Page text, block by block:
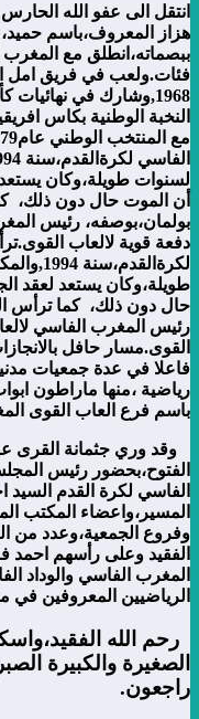
انتقل الى عفو الله
هزاز المعروف،باسم
ببصماته،انطلق مع
فئات.ولعب في فريق امل
لسنوات طويلة،وكان يستعد
أن الموت حال دون ذلك،
بولمان،بوصفه، رئيس
دفعة قوية لالعاب القوى.
طويلة،وكان يستعد لعقد
حال دون ذلك، كما ترأس
رئيس المغرب الفاسي
القوى.مسار حافل
فاعلا في عدة جمعيات
رياضية ،منها ماراطون
باسم فرع العاب القوى
وقد وري جثمانة القرى
الفتوح،بحضور رئيس
الفاسي لكرة القدم
المسير،واعضاء المكتب
وفروع الجمعية،وعدد من
الفقيد وعلى رأسهم احمد
المغرب الفاسي والوداد
الرياضيين المعروفين في
رحم الله
الصغيرة والكبيرة
راجعون.